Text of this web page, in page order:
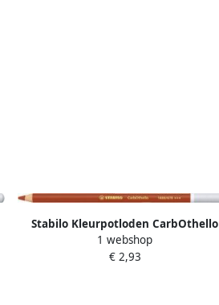
Stabilo Kleurpotloden CarbOthello
kalkpastel gebrand sienna
1 webshop
€ 2,93